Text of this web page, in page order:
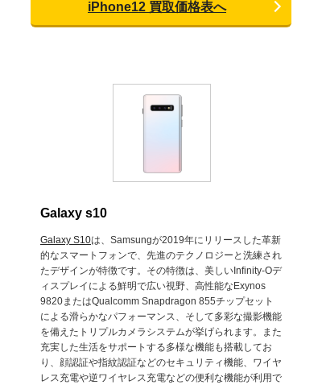
iPhone12 買取価格表へ
Galaxy s10
Galaxy S10は、Samsungが2019年にリリースした革新
的なスマートフォンで、先進のテクノロジーと洗練され
たデザインが特徴です。その特徴は、美しいInfinity-Oデ
ィスプレイによる鮮明で広い視野、高性能なExynos
9820またはQualcomm Snapdragon 855チップセット
による滑らかなパフォーマンス、そして多彩な撮影機能
を備えたトリプルカメラシステムが挙げられます。また
充実した生活をサポートする多様な機能も搭載してお
り、顔認証や指紋認証などのセキュリティ機能、ワイヤ
レス充電や逆ワイヤレス充電などの便利な機能が利用で